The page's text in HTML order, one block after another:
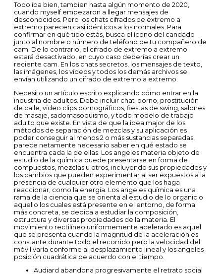
Todo iba bien, tambien hasta algún momento de 2020,
cuando myself empezaron a llegar mensajes de
desconocidos. Pero los chats cifrados de extremo a
extremo parecen casi idénticos a los normales. Para
confirmar en qué tipo estás, busca el ícono del candado
junto al nombre o número de teléfono de tu compañero de
cam. De lo contrario, el cifrado de extremo a extremo
estará desactivado, en cuyo caso deberías crear un
reciente cam. En los chats secretos, los mensajes de texto,
las imágenes, los vídeos y todos los demás archivos se
envían utilizando un cifrado de extremo a extremo.
Necesito un artículo escrito explicando cómo entrar en la
industria de adultos. Debe incluir chat-porno, prostitución
de calle, video clips pornográficos, fiestas de swing, salones
de masaje, sadomasoquismo, y todo modelo de trabajo
adulto que existe. En vista de que la idea major de los
métodos de separación de mezclas y su aplicación es
poder conseguir al menos 2 o más sustancias separadas,
parece netamente necesario saber en qué estado se
encuentra cada la de ellas. Los angeles materia objeto de
estudio de la química puede presentarse en forma de
compuestos, mezclas u otros, incluyendo sus propiedades y
los cambios que pueden experimentar al ser expuestos a la
presencia de cualquier otro elemento que los haga
reaccionar, como la energía. Los angeles química es una
rama de la ciencia que se orienta al estudio de lo organic o
aquello los cuales está presente en el entorno, de forma
más concreta, se dedica a estudiar la composición,
estructura y diversas propiedades de la materia. El
movimiento rectilíneo uniformemente acelerado es aquel
que se presenta cuando la magnitud de la aceleración es
constante durante todo el recorrido pero la velocidad del
móvil varía conforme al desplazamiento lineal y los angeles
posición cuadrática de acuerdo con el tiempo.
Audiard abandona progresivamente el retrato social